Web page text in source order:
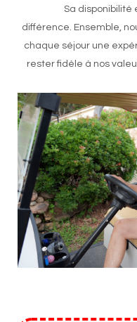
Sa disponibilité
différence. Ensemble,
chaque séjour une
rester fidèle à nos